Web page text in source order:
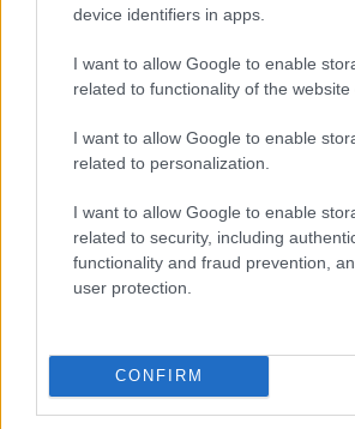
device identifiers in apps.
I want to allow Google to enable
related to functionality of the website
I want to allow Google to enable
related to personalization.
I want to allow Google to enable
related to security, including
functionality and fraud prevention,
user protection.
CONFIRM
Na Koroško prihaja
Rohnenje motorjev, dvoboji na
progah in atraktivni Car Meet
Plohe in
Izklop elektrike: 426. Nadzorništvo
Anton na Pohorju
pred 5 urami
⚡Izklop elektrike: 429. Nadzorništvo Ravne
Prisoje